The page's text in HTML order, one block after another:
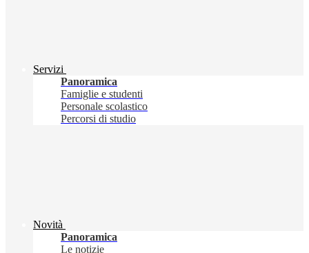
Servizi
Panoramica
Famiglie e studenti
Personale scolastico
Percorsi di studio
Novità
Panoramica
Le notizie